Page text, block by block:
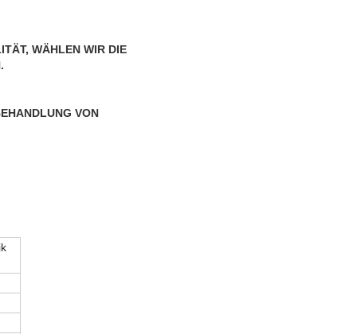
, WÄHLEN WIR DIE
.
VON